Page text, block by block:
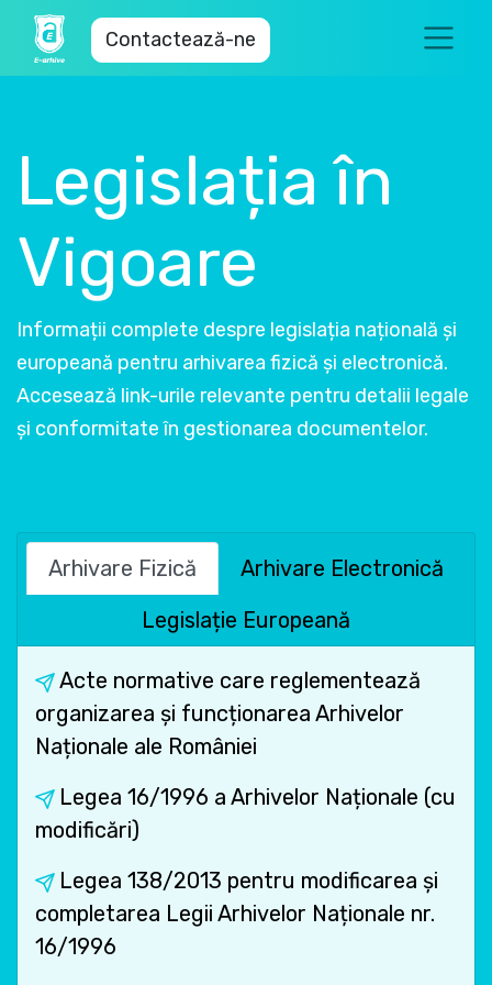
Contactează-ne
Legislația în
Vigoare
Informații complete despre legislația națională și
europeană pentru arhivarea fizică și electronică.
Accesează link-urile relevante pentru detalii legale
și conformitate în gestionarea documentelor.
Arhivare Fizică
Arhivare Electronică
Legislație Europeană
Acte normative care reglementează
organizarea și funcționarea Arhivelor
Naționale ale României
Legea 16/1996 a Arhivelor Naționale (cu
modificări)
Legea 138/2013 pentru modificarea și
completarea Legii Arhivelor Naționale nr.
16/1996